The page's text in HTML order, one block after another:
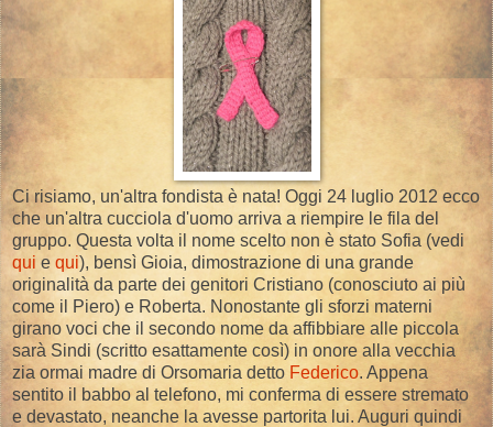
Ci risiamo, un'altra fondista è nata! Oggi 24 luglio 2012 ecco
che un'altra cucciola d'uomo arriva a riempire le fila del
gruppo. Questa volta il nome scelto non è stato Sofia (vedi
qui e qui), bensì Gioia, dimostrazione di una grande
originalità da parte dei genitori Cristiano (conosciuto ai più
come il Piero) e Roberta. Nonostante gli sforzi materni
girano voci che il secondo nome da affibbiare alle piccola
sarà Sindi (scritto esattamente così) in onore alla vecchia
zia ormai madre di Orsomaria detto Federico. Appena
sentito il babbo al telefono, mi conferma di essere stremato
e devastato, neanche la avesse partorita lui. Auguri quindi